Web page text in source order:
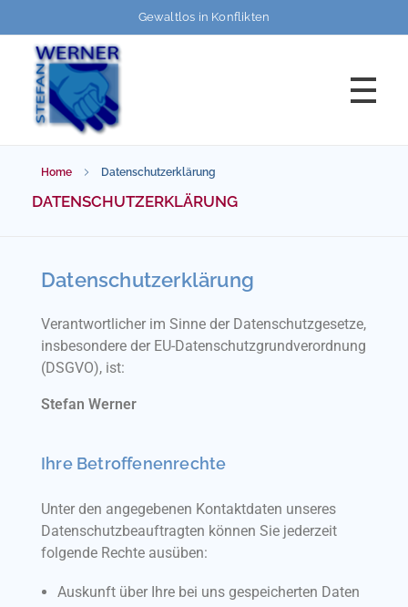
Gewaltlos in Konflikten
GEWALTLOS
und kompetent in Konflikten und Gewaltsituationen
Termine
PROJEKTE
ZUR PERSON
Home Datenschutzerklärung
DATENSCHUTZERKLÄRUNG
Datenschutzerklärung
Verantwortlicher im Sinne der Datenschutzgesetze,
insbesondere der EU-Datenschutzgrundverordnung
(DSGVO), ist:
Stefan Werner
Ihre Betroffenenrechte
Unter den angegebenen Kontaktdaten unseres
Datenschutzbeauftragten können Sie jederzeit
folgende Rechte ausüben:
Auskunft über Ihre bei uns gespeicherten Daten